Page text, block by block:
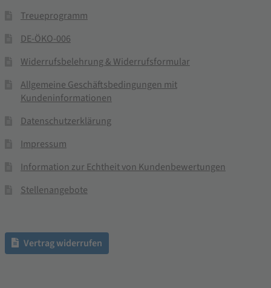
Treueprogramm
DE-ÖKO-006
Widerrufsbelehrung & Widerrufsformular
Allgemeine Geschäftsbedingungen mit
Kundeninformationen
Datenschutzerklärung
Impressum
Information zur Echtheit von Kundenbewertungen
Stellenangebote
Vertrag widerrufen